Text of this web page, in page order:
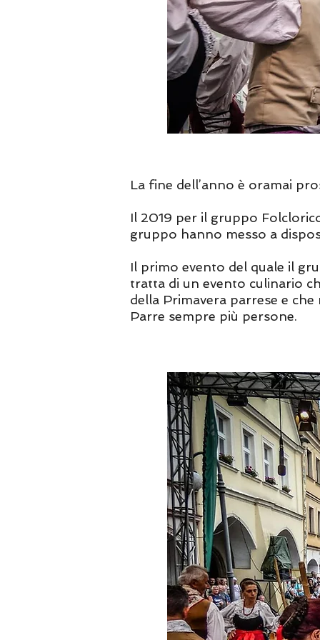
La fine dell’anno è oramai
Il 2019 per il gruppo
gruppo hanno messo a
Il primo evento del quale il
tratta di un evento culinario
della Primavera parrese e
Parre sempre più persone.